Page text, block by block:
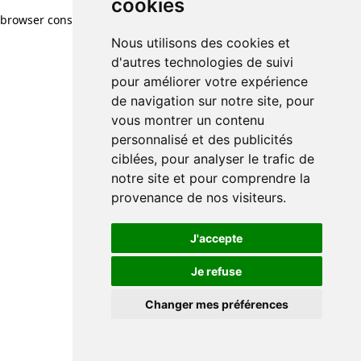
cookies
Nous utilisons des cookies et
d'autres technologies de suivi
pour améliorer votre expérience
de navigation sur notre site, pour
vous montrer un contenu
personnalisé et des publicités
ciblées, pour analyser le trafic de
notre site et pour comprendre la
provenance de nos visiteurs.
J'accepte
Je refuse
Changer mes préférences
browser console for more information)